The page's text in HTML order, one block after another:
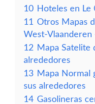
10 Hoteles en Le
11 Otros Mapas
West-Vlaanderen
12 Mapa Satelite
alrededores
13 Mapa Normal
sus alrededores
14 Gasolineras